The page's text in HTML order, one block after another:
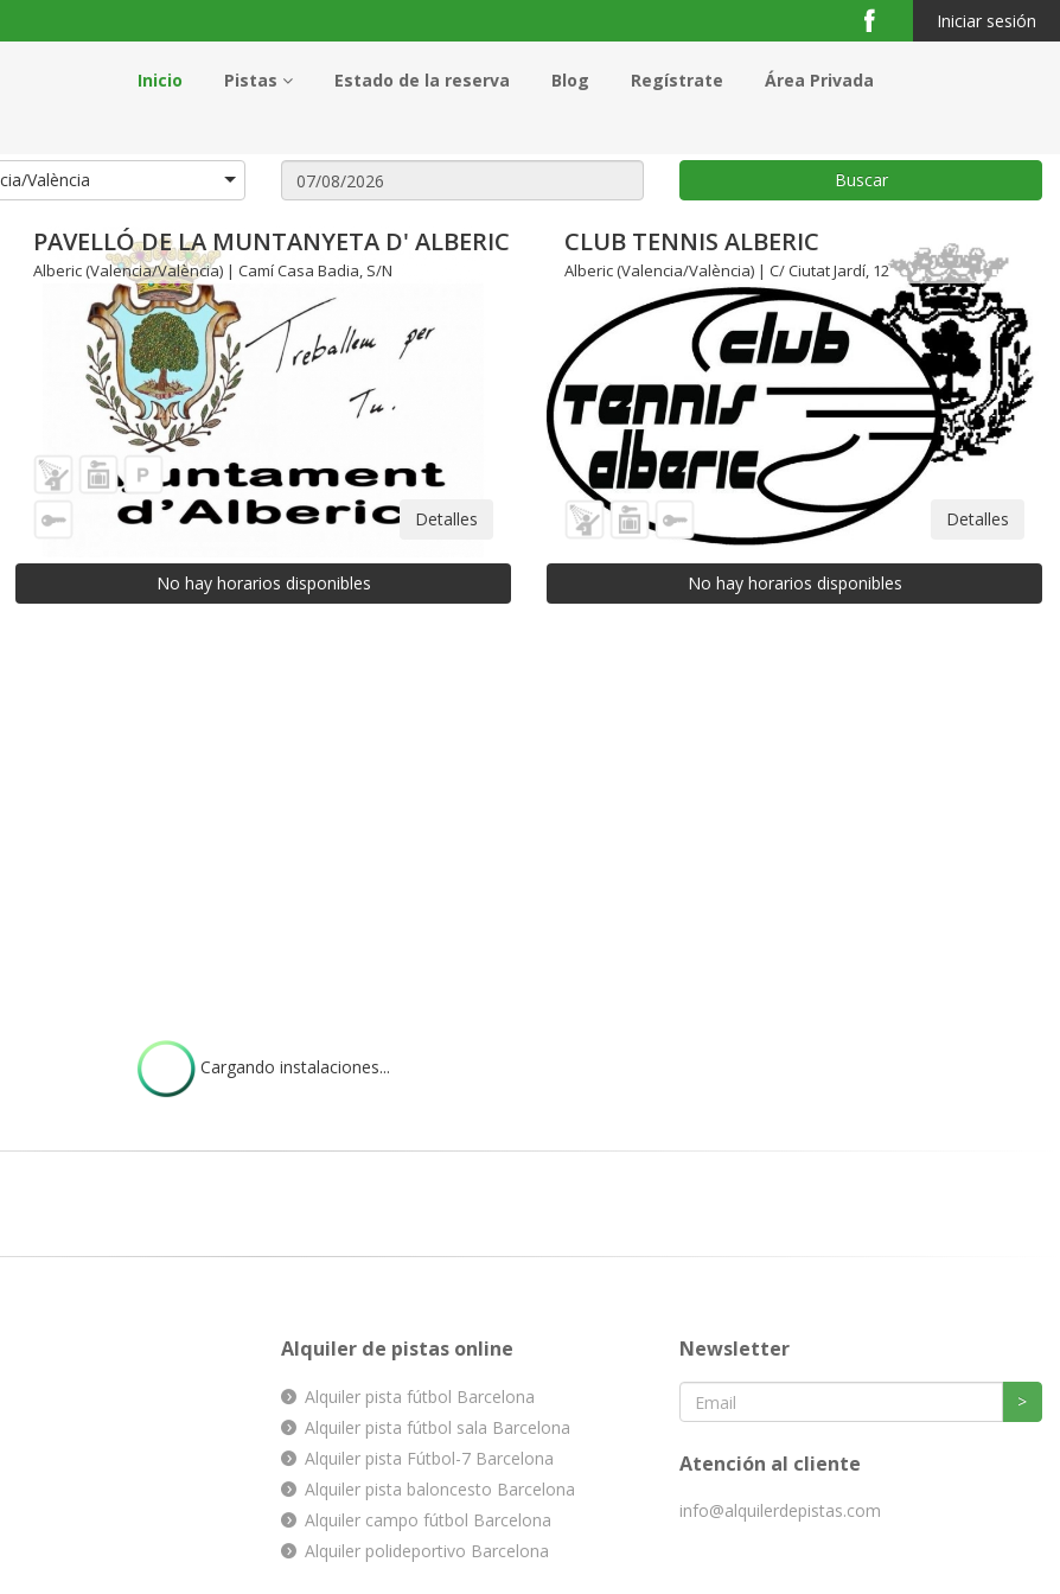
Iniciar sesión
Inicio Pistas Estado de la reserva Blog Regístrate Área Privada
València Buscar
PAVELLÓ DE LA MUNTANYETA D' ALBERIC
Alberic (Valencia/València) | Camí Casa Badia, S/N
Detalles
No hay horarios disponibles
CLUB TENNIS ALBERIC
Alberic (Valencia/València) | C/ Ciutat Jardí, 12
Detalles
No hay horarios disponibles
Cargando instalaciones...
Alquiler de pistas online
Alquiler pista fútbol Barcelona
Alquiler pista fútbol sala Barcelona
Alquiler pista Fútbol-7 Barcelona
Alquiler pista baloncesto Barcelona
Alquiler campo fútbol Barcelona
Alquiler polideportivo Barcelona
Newsletter
>
Atención al cliente
info@alquilerdepistas.com